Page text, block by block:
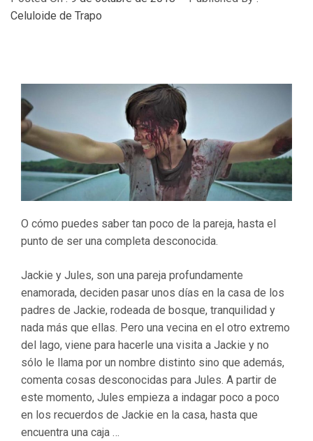
Celuloide de Trapo
O cómo puedes saber tan poco de la pareja, hasta el
punto de ser una completa desconocida.
Jackie y Jules, son una pareja profundamente
enamorada, deciden pasar unos días en la casa de los
padres de Jackie, rodeada de bosque, tranquilidad y
nada más que ellas. Pero una vecina en el otro extremo
del lago, viene para hacerle una visita a Jackie y no
sólo le llama por un nombre distinto sino que además,
comenta cosas desconocidas para Jules. A partir de
este momento, Jules empieza a indagar poco a poco
en los recuerdos de Jackie en la casa, hasta que
encuentra una caja …